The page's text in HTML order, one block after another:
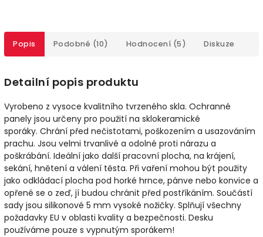
Popis Podobné (10) Hodnocení (5) Diskuze
Detailní popis produktu
Vyrobeno z vysoce kvalitního tvrzeného skla. Ochranné
panely jsou určeny pro použití na sklokeramické
sporáky. Chrání před nečistotami, poškozením a usazováním
prachu. Jsou velmi trvanlivé a odolné proti nárazu a
poškrábání. Ideální jako další pracovní plocha, na krájení,
sekání, hnětení a válení těsta. Při vaření mohou být použity
jako odkládací plocha pod horké hrnce, pánve nebo konvice a
opřené se o zeď, jí budou chránit před postříkáním. Součástí
sady jsou silikonové 5 mm vysoké nožičky. Splňují všechny
požadavky EU v oblasti kvality a bezpečnosti. Desku
používáme pouze s vypnutým sporákem!